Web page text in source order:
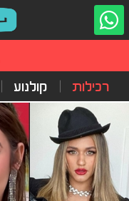
רכילות קולנוע